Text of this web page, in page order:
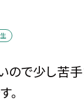
で少し苦
。